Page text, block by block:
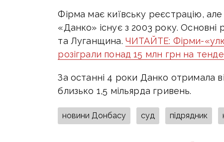
Фірма має київську реєстрацію,
«Данко» існує з 2003 року.
та Луганщина. ЧИТАЙТЕ: Фірми-
розіграли понад 15 млн грн на
За останні 4 роки Данко отримала
близько 1,5 мільярда гривень.
новини Донбасу суд підрядник